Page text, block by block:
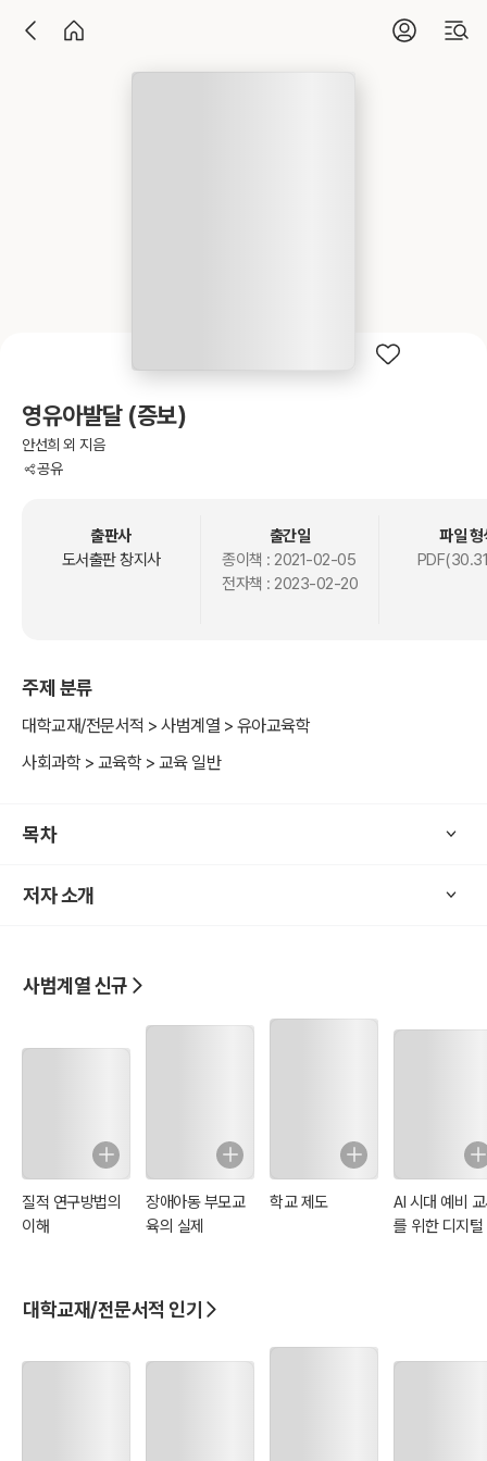
영유아발달 (증보)
안선희 외 지음
공유
출판사
도서출판 창지사
출간일
종이책 : 2021-02-05
전자책 : 2023-02-20
파일 형
주제 분류
대학교재/전문서적 > 사범계열 > 유아교육학
사회과학 > 교육학 > 교육 일반
목차
저자 소개
사범계열 신규
질적 연구방법의
이해
장애아동 부모교
육의 실제
학교 제도
AI 시대 예비
를 위한 디지털
대학교재/전문서적 인기